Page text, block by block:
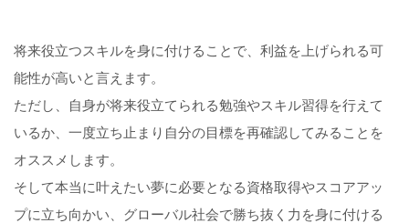
将来役立つスキルを身に付けることで、利益を上げられる可
能性が高いと言えます。
ただし、自身が将来役立てられる勉強やスキル習得を行えて
いるか、一度立ち止まり自分の目標を再確認してみることを
オススメします。
そして本当に叶えたい夢に必要となる資格取得やスコアアッ
プに立ち向かい、グローバル社会で勝ち抜く力を身に付ける